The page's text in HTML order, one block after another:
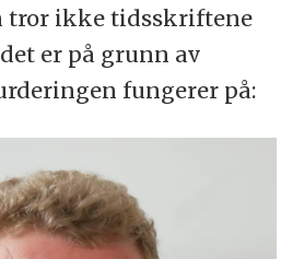
tror ikke tidsskriftene
er på grunn av
fungerer på: